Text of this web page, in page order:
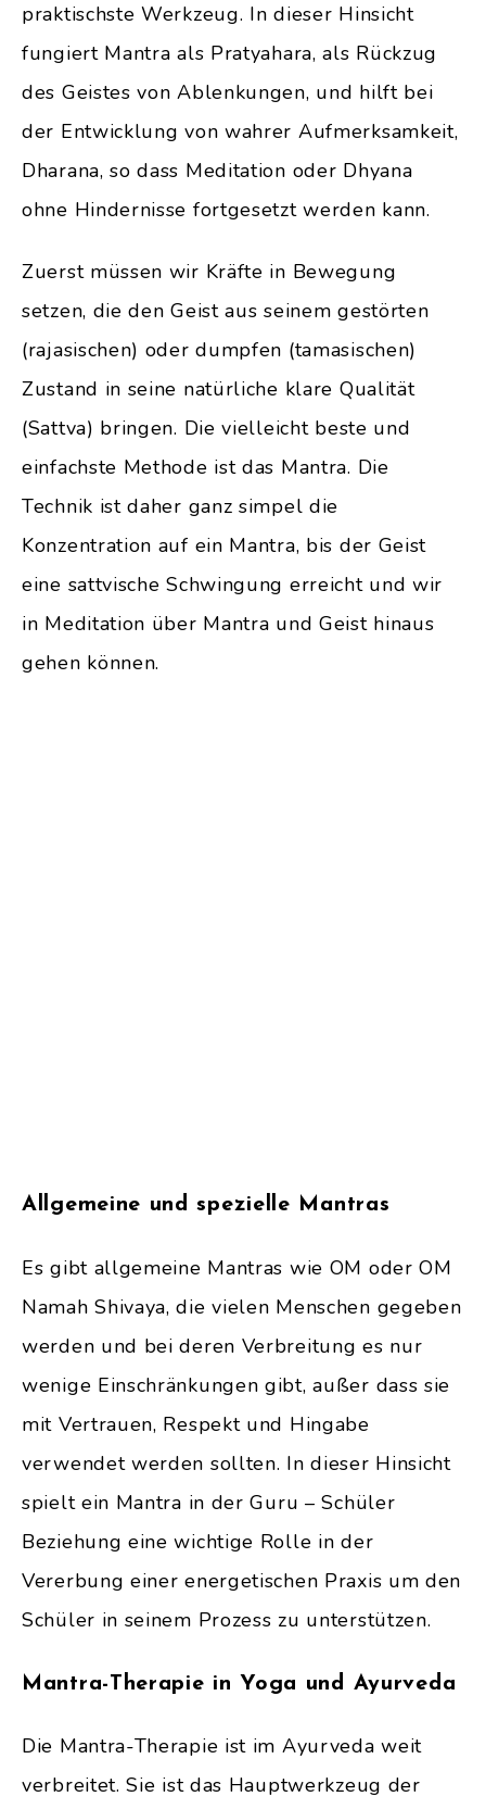
praktischste Werkzeug. In dieser Hinsicht
fungiert Mantra als Pratyahara, als Rückzug
des Geistes von Ablenkungen, und hilft bei
der Entwicklung von wahrer Aufmerksamkeit,
Dharana, so dass Meditation oder Dhyana
ohne Hindernisse fortgesetzt werden kann.
Zuerst müssen wir Kräfte in Bewegung
setzen, die den Geist aus seinem gestörten
(rajasischen) oder dumpfen (tamasischen)
Zustand in seine natürliche klare Qualität
(Sattva) bringen. Die vielleicht beste und
einfachste Methode ist das Mantra. Die
Technik ist daher ganz simpel die
Konzentration auf ein Mantra, bis der Geist
eine sattvische Schwingung erreicht und wir
in Meditation über Mantra und Geist hinaus
gehen können.
Allgemeine und spezielle Mantras
Es gibt allgemeine Mantras wie OM oder OM
Namah Shivaya, die vielen Menschen gegeben
werden und bei deren Verbreitung es nur
wenige Einschränkungen gibt, außer dass sie
mit Vertrauen, Respekt und Hingabe
verwendet werden sollten. In dieser Hinsicht
spielt ein Mantra in der Guru – Schüler
Beziehung eine wichtige Rolle in der
Vererbung einer energetischen Praxis um den
Schüler in seinem Prozess zu unterstützen.
Mantra-Therapie in Yoga und Ayurveda
Die Mantra-Therapie ist im Ayurveda weit
verbreitet. Sie ist das Hauptwerkzeug der